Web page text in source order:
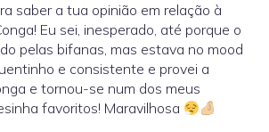
saber a tua opinião em relação à
Eu sei, inesperado, até porque o
pelas bifanas, mas estava no mood
e consistente e provei a
e tornou-se num dos meus
favoritos! Maravilhosa